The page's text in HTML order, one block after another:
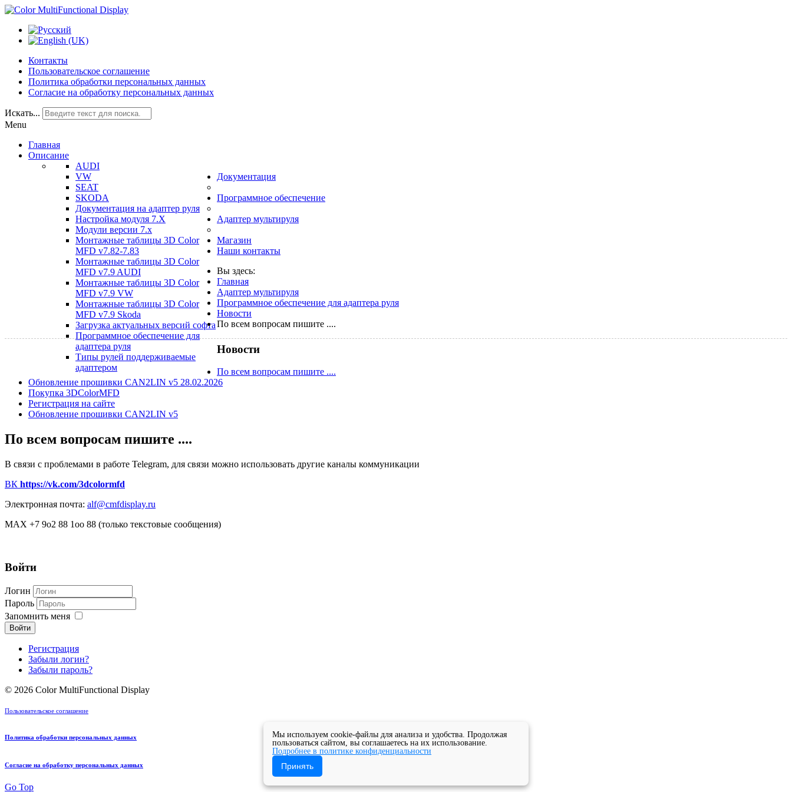
Контакты
Пользовательское соглашение
Политика обработки персональных данных
Согласие на обработку персональных данных
Искать...
Menu
Главная
Описание
AUDI
VW
SEAT
SKODA
Документация
Документация на адаптер руля
Настройка модуля 7.Х
Модули версии 7.х
Монтажные таблицы 3D Color
MFD v7.82-7.83
Монтажные таблицы 3D Color
MFD v7.9 AUDI
Монтажные таблицы 3D Color
MFD v7.9 VW
Монтажные таблицы 3D Color
MFD v7.9 Skoda
Программное обеспечение
Загрузка актуальных версий софта
Адаптер мультируля
Программное обеспечение для
адаптера руля
Типы рулей поддерживаемые
адаптером
Магазин
Наши контакты
Вы здесь:
Главная
Адаптер мультируля
Программное обеспечение для адаптера руля
Новости
По всем вопросам пишите ....
Новости
По всем вопросам пишите ....
Обновление прошивки CAN2LIN v5 28.02.2026
Покупка 3DColorMFD
Регистрация на сайте
Обновление прошивки CAN2LIN v5
По всем вопросам пишите ....
В связи с проблемами в работе Telegram, для связи можно использовать другие каналы коммуникации
ВК https://vk.com/3dcolormfd
Электронная почта: alf@cmfdisplay.ru
MAX +7 9o2 88 1oo 88 (только текстовые сообщения)
Войти
Логин
Пароль
Запомнить меня
Войти
Регистрация
Забыли логин?
Забыли пароль?
© 2026 Color MultiFunctional Display
Пользовательское соглашение
Политика обработки персональных данных
Согласие на обработку персональных данных
Go Top
Мы используем cookie-файлы для анализа и удобства. Продолжая
пользоваться сайтом, вы соглашаетесь на их использование.
Подробнее в политике конфиденциальности
Принять